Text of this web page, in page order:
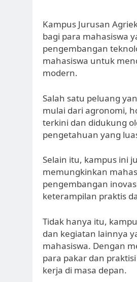
Kampus Jurusan
bagi para mahasiswa
pengembangan
mahasiswa untuk
modern.
Salah satu peluang
mulai dari agronomi,
terkini dan didukung
pengetahuan yang
Selain itu, kampus ini
memungkinkan
pengembangan
keterampilan praktis
Tidak hanya itu,
dan kegiatan lainnya
mahasiswa. Dengan
para pakar dan
kerja di masa depan.